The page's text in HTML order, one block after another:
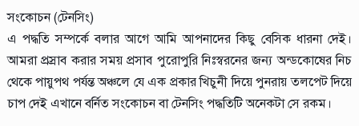
সংকোচন (টেনসিং)
এ পদ্ধতি সম্পর্কে বলার আগে আমি আপনাদের কিছু বেসিক ধারনা দেই।
আমরা প্রস্রাব করার সময় প্রসাব পুরোপুরি নিঃস্বরনের জন্য অন্ডকোষের নিচ
থেকে পায়ুপথ পর্যন্ত অঞ্চলে যে এক প্রকার খিচুনী দিয়ে পুনরায় তলপেট দিয়ে
চাপ দেই এখানে বর্নিত সংকোচন বা টেনসিং পদ্ধতিটি অনেকটা সে রকম।